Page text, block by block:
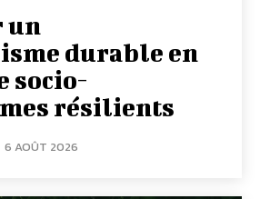
un
durable en
socio-
résilients
6 AOÛT 2026